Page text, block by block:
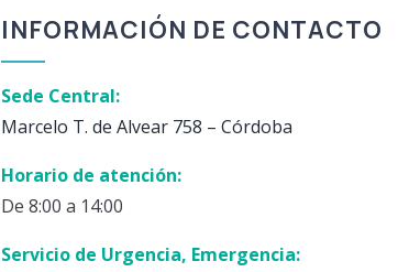
INFORMACIÓN DE CONTACTO
Sede Central:
Marcelo T. de Alvear 758 – Córdoba
Horario de atención:
De 8:00 a 14:00
Servicio de Urgencia, Emergencia: